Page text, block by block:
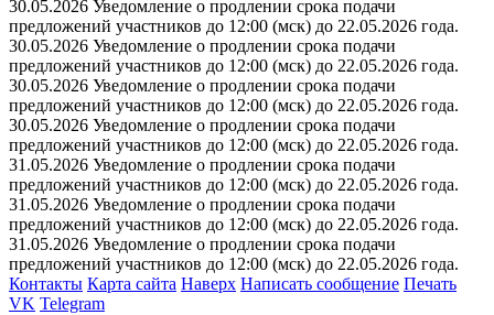
30.05.2026 Уведомление о продлении срока подачи
предложений участников до 12:00 (мск) до 22.05.2026 года.
30.05.2026 Уведомление о продлении срока подачи
предложений участников до 12:00 (мск) до 22.05.2026 года.
30.05.2026 Уведомление о продлении срока подачи
предложений участников до 12:00 (мск) до 22.05.2026 года.
30.05.2026 Уведомление о продлении срока подачи
предложений участников до 12:00 (мск) до 22.05.2026 года.
31.05.2026 Уведомление о продлении срока подачи
предложений участников до 12:00 (мск) до 22.05.2026 года.
31.05.2026 Уведомление о продлении срока подачи
предложений участников до 12:00 (мск) до 22.05.2026 года.
31.05.2026 Уведомление о продлении срока подачи
предложений участников до 12:00 (мск) до 22.05.2026 года.
Контакты Карта сайта Наверх Написать сообщение Печать
VK Telegram